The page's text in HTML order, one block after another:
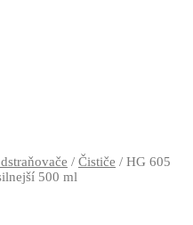
/ Čističe / HG 605
500 ml